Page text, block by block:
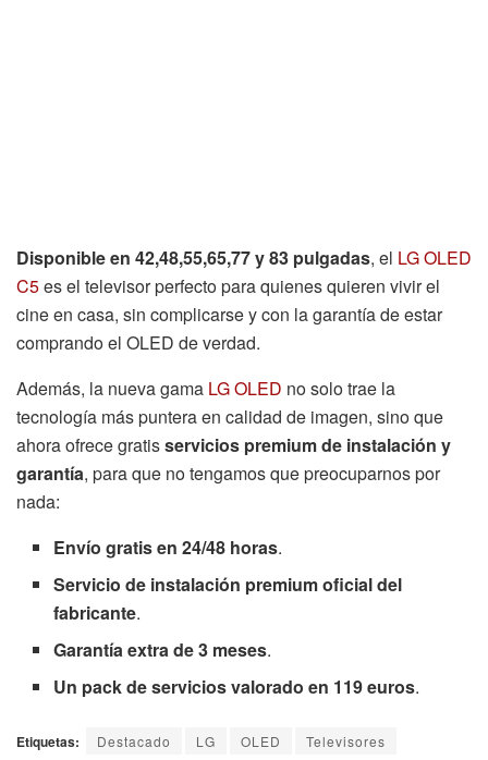
Disponible en 42,48,55,65,77 y 83 pulgadas, el LG OLED
C5es el televisor perfecto para quienes quieren vivir el
cine en casa, sin complicarse y con la garantía de estar
comprando el OLED de verdad.
Además, la nueva gama LG OLED no solo trae la
tecnología más puntera en calidad de imagen, sino que
ahora ofrece gratisservicios premium de instalación y
garantía, para que no tengamos que preocuparnos por
nada:
Envío gratis en 24/48 horas.
Servicio de instalación premium oficial del
fabricante.
Garantía extra de 3 meses.
Un pack de servicios valorado en 119 euros.
Etiquetas: Destacado LG OLED Televisores